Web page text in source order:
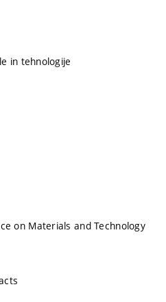
in tehnologije
on Materials and Technology